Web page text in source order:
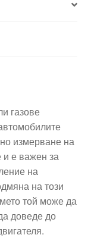
газове
измерване на
и е важен за
на
на този
той може да
доведе до